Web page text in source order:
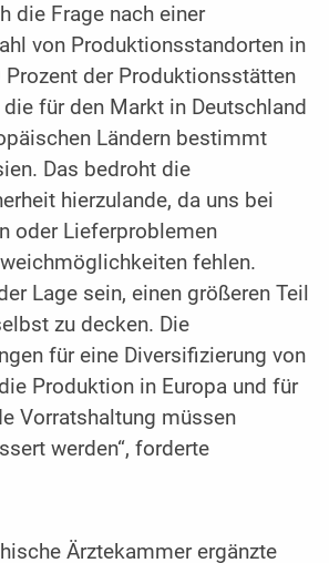
die Frage nach einer
von Produktionsstandorten in
Prozent der Produktionsstätten
für den Markt in Deutschland
Ländern bestimmt
Das bedroht die
hierzulande, da uns bei
oder Lieferproblemen
fehlen.
Lage sein, einen größeren Teil
zu decken. Die
für eine Diversifizierung von
Produktion in Europa und für
Vorratshaltung müssen
werden“, forderte
Ärztekammer ergänzte